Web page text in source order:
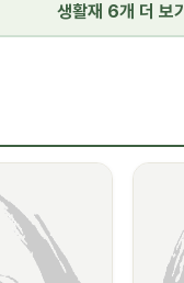
생활재 6개 더 보기